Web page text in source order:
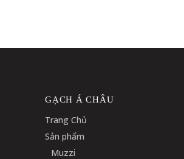
GẠCH Á CHÂU
Trang Chủ
Sản phẩm
Muzzi